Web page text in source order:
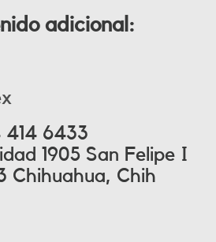
adicional:
414 6433
1905 San Felipe I
Chihuahua, Chih